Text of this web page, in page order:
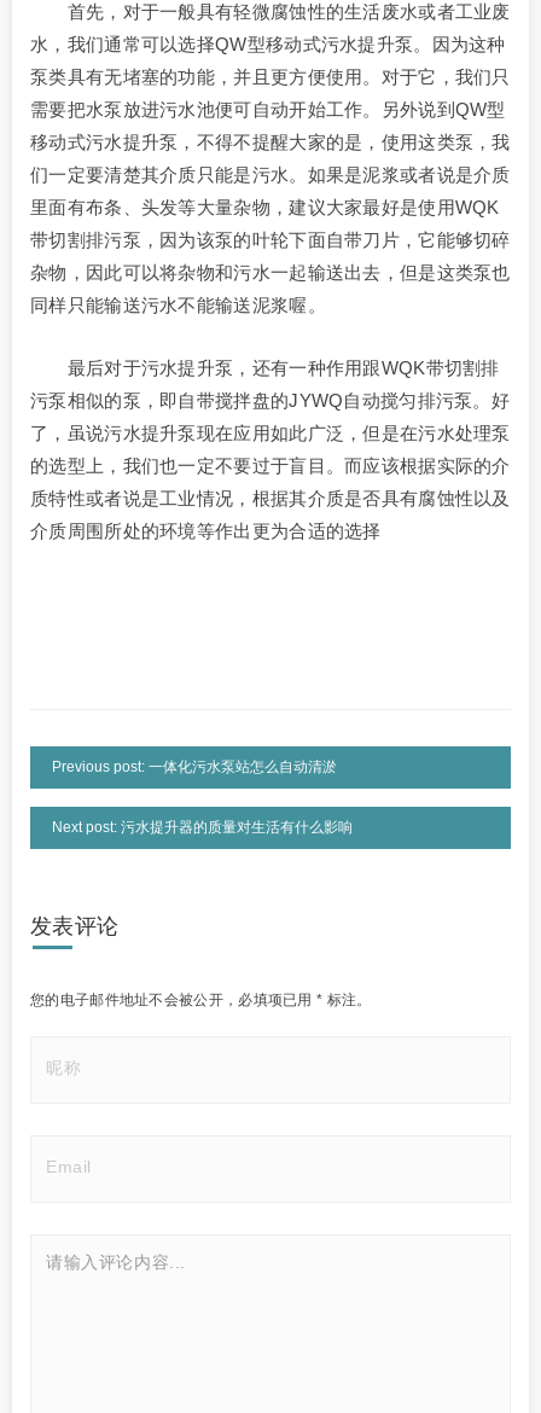
首先，对于一般具有轻微腐蚀性的生活废水或者工业废
水，我们通常可以选择QW型移动式污水提升泵。因为这种
泵类具有无堵塞的功能，并且更方便使用。对于它，我们只
需要把水泵放进污水池便可自动开始工作。另外说到QW型
移动式污水提升泵，不得不提醒大家的是，使用这类泵，我
们一定要清楚其介质只能是污水。如果是泥浆或者说是介质
里面有布条、头发等大量杂物，建议大家最好是使用WQK
带切割排污泵，因为该泵的叶轮下面自带刀片，它能够切碎
杂物，因此可以将杂物和污水一起输送出去，但是这类泵也
同样只能输送污水不能输送泥浆喔。
最后对于污水提升泵，还有一种作用跟WQK带切割排
污泵相似的泵，即自带搅拌盘的JYWQ自动搅匀排污泵。好
了，虽说污水提升泵现在应用如此广泛，但是在污水处理泵
的选型上，我们也一定不要过于盲目。而应该根据实际的介
质特性或者说是工业情况，根据其介质是否具有腐蚀性以及
介质周围所处的环境等作出更为合适的选择
Previous post: 一体化污水泵站怎么自动清淤
Next post: 污水提升器的质量对生活有什么影响
发表评论
您的电子邮件地址不会被公开， 必填项已用* 标注。